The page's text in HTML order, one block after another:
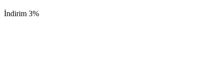
İndirim 3%